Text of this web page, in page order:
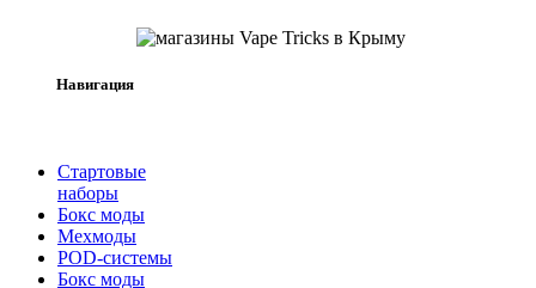
Навигация
Стартовые
наборы
Бокс моды
Мехмоды
POD-системы
Бокс моды